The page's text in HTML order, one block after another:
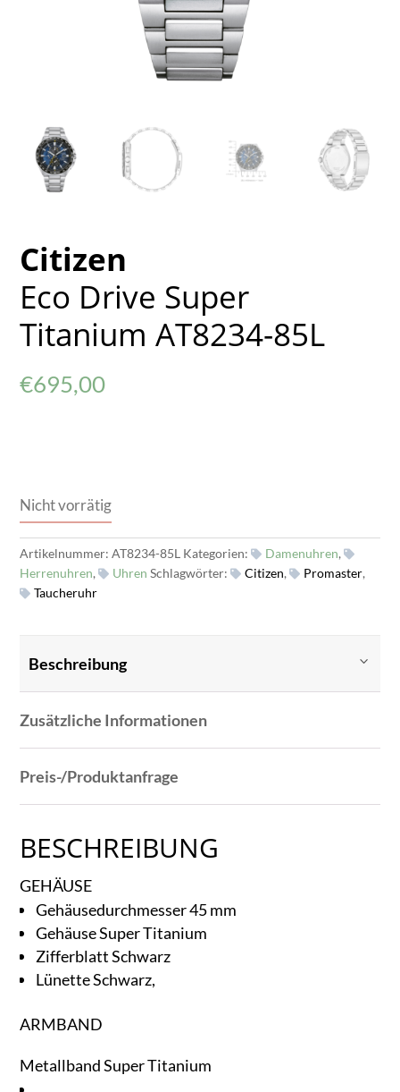
Citizen
Eco Drive Super
Titanium AT8234-85L
€695,00
Nicht vorrätig
Artikelnummer:AT8234-85L Kategorien: Damenuhren,
Herrenuhren, Uhren Schlagwörter: Citizen, Promaster,
Taucheruhr
Beschreibung
Zusätzliche Informationen
Preis-/Produktanfrage
BESCHREIBUNG
GEHÄUSE
Gehäusedurchmesser 45 mm
Gehäuse Super Titanium
Zifferblatt Schwarz
Lünette Schwarz,
ARMBAND
Metallband Super Titanium